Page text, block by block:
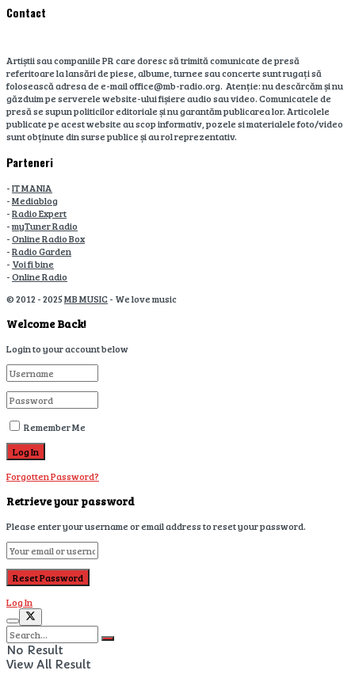
Contact
Artiștii sau companiile PR care doresc să trimită comunicate de presă
referitoare la lansări de piese, albume, turnee sau concerte sunt rugați să
folosească adresa de e-mail office@mb-radio.org. Atenție: nu descărcăm și nu
găzduim pe serverele website-ului fișiere audio sau video. Comunicatele de
presă se supun politicilor editoriale și nu garantăm publicarea lor. Articolele
publicate pe acest website au scop informativ, pozele si materialele foto/video
sunt obținute din surse publice și au rol reprezentativ.
Parteneri
-IT MANIA
-Mediablog
-Radio Expert
-myTuner Radio
-Online Radio Box
-Radio Garden
- Voi fi bine
-Online Radio
© 2012 - 2025MB MUSIC- We love music
Welcome Back!
Login to your account below
Remember Me
Forgotten Password?
Retrieve your password
Please enter your username or email address to reset your password.
Log In
No Result
View All Result